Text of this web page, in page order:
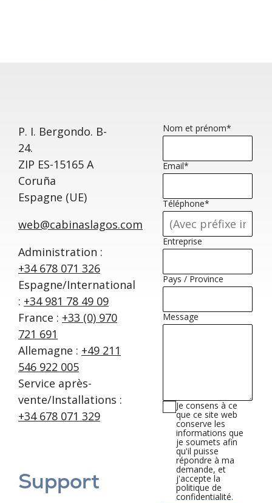
P. I. Bergondo. B-
24.
ZIP ES-15165 A
Coruña
Espagne (UE)
web@cabinaslagos.com
Administration :
+34 678 071 326
Espagne/International
: +34 981 78 49 09
France : +33 (0) 970
721 691
Allemagne : +49 211
546 922 005
Service après-
vente/Installations :
+34 678 071 329
Support
Nom et prénom*
Email*
Téléphone*
Entreprise
Pays / Province
Message
Je consens à ce
que ce site web
conserve les
informations que
je soumets afin
qu'il puisse
répondre à ma
demande, et
j'accepte la
politique de
confidentialité.